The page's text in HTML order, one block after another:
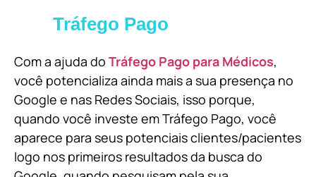
Tráfego Pago
Com a ajuda do Tráfego Pago para Médicos,
você potencializa ainda mais a sua presença no
Google e nas Redes Sociais, isso porque,
quando você investe em Tráfego Pago, você
aparece para seus potenciais clientes/pacientes
logo nos primeiros resultados da busca do